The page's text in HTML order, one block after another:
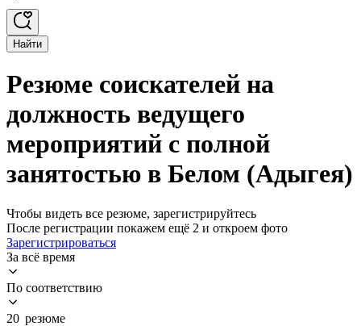
Найти
Резюме соискателей на
должность ведущего
мероприятий с полной
занятостью в Белом (Адыгея)
Чтобы видеть все резюме, зарегистрируйтесь
После регистрации покажем ещё 2 и откроем фото
Зарегистрироваться
За всё время
По соответствию
20 резюме